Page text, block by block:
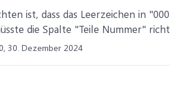
ist, dass das Leerzeichen in
die Spalte "Teile Nummer"
30. Dezember 2024